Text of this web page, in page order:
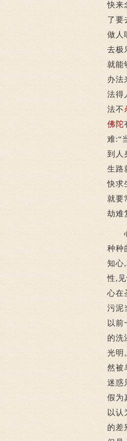
快来
了要
做人
去极
就能
办法
法得
法不
佛陀
难:“
到人
生路
快求
就要
劫难
心
种种
知心
性,
心在
污泥
以
的洗
光明
然被
迷惑
假为
以认
的差